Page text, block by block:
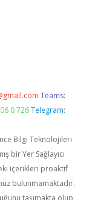
Teams:
0 726 Telegram:
Bilgi Teknolojileri
bir Yer Sağlayıcı
içerikleri proaktif
bulunmamaktadır.
taşımakta olup,